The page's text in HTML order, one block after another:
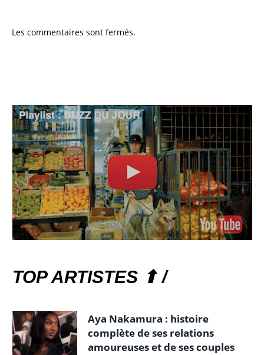
Les commentaires sont fermés.
TOP ARTISTES ⬆ /
Aya Nakamura : histoire
complète de ses relations
amoureuses et de ses couples